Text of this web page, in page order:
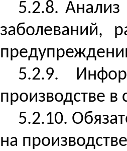
5.2.8. Анализ
заболеваний,
5.2.9.
производстве в
5.2.10.
на